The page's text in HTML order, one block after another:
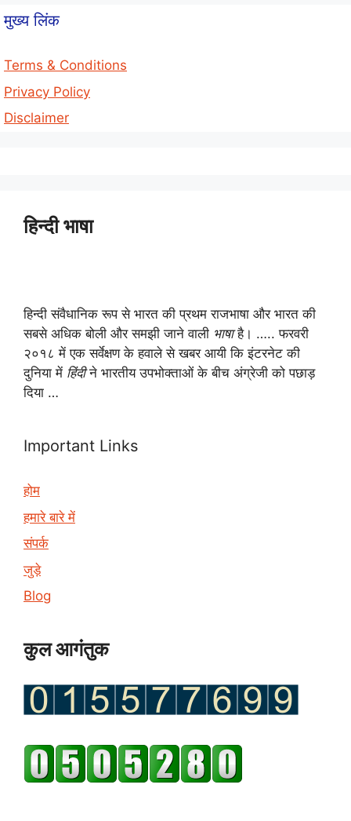
मुख्य लिंक
Terms & Conditions
Privacy Policy
Disclaimer
हिन्दी भाषा
हिन्दी संवैधानिक रूप से भारत की प्रथम राजभाषा और भारत की
सबसे अधिक बोली और समझी जाने वाली भाषाहै। ….. फरवरी
२०१८ में एक सर्वेक्षण के हवाले से खबर आयी कि इंटरनेट की
दुनिया में हिंदीने भारतीय उपभोक्ताओं के बीच अंग्रेजी को पछाड़
दिया …
Important Links
होम
हमारे बारे में
संपर्क
जुड़े
Blog
कुल आगंतुक